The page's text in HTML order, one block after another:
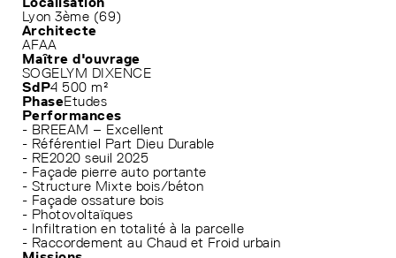
Lyon 3ème (69)
Architecte
AFAA
Maître d'ouvrage
SOGELYM DIXENCE
SdP4 500 m²
PhaseEtudes
Performances
- BREEAM – Excellent
- Référentiel Part Dieu Durable
- RE2020 seuil 2025
- Façade pierre auto portante
- Structure Mixte bois/béton
- Façade ossature bois
- Photovoltaïques
- Infiltration en totalité à la parcelle
- Raccordement au Chaud et Froid urbain